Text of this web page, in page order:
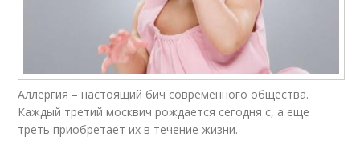
Аллергия – настоящий бич современного общества.
Каждый третий москвич рождается сегодня с, а еще
треть приобретает их в течение жизни.